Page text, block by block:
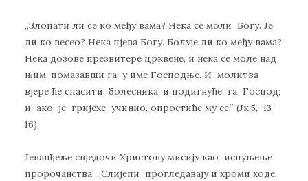
„Злопати ли се ко међу вама? Нека се моли Богу. Је
ли ко весео? Нека пјева Богу. Болује ли ко међу вама?
Нека дозове презвитере црквене, и нека се моле над
њим, помазавши га у име Господње. И молитва
вјере ће спасити болесника, и подигнуће га Господ;
и ако је гријехе учинио, опростиће му се.“ (Јк.5, 13–
16).
Јеванђеље свједочи Христову мисију као испуњење
пророчанства: „Слијепи прогледавају и хроми ходе,